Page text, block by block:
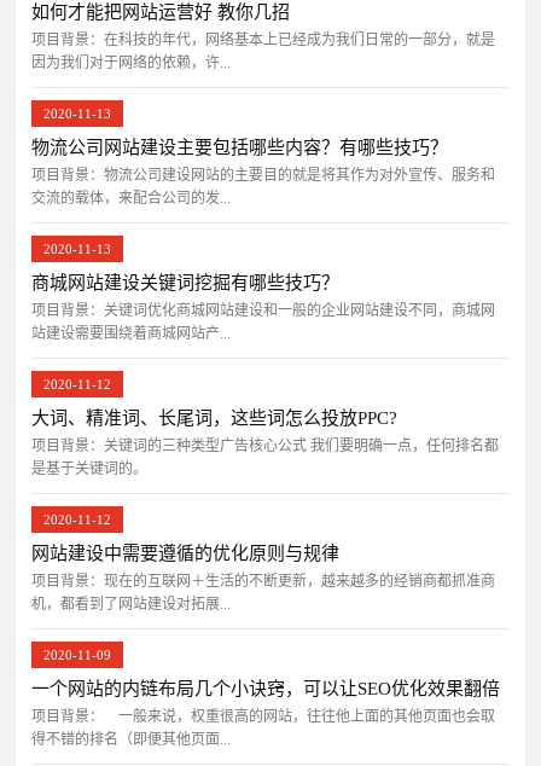
如何才能把网站运营好 教你几招
项目背景：在科技的年代，网络基本上已经成为我们日常的一部分，就是
因为我们对于网络的依赖，许...
2020-11-13
物流公司网站建设主要包括哪些内容？有哪些技巧？
项目背景：物流公司建设网站的主要目的就是将其作为对外宣传、服务和
交流的载体，来配合公司的发...
2020-11-13
商城网站建设关键词挖掘有哪些技巧？
项目背景：关键词优化商城网站建设和一般的企业网站建设不同，商城网
站建设需要围绕着商城网站产...
2020-11-12
大词、精准词、长尾词，这些词怎么投放PPC?
项目背景：关键词的三种类型广告核心公式 我们要明确一点，任何排名都
是基于关键词的。
2020-11-12
网站建设中需要遵循的优化原则与规律
项目背景：现在的互联网＋生活的不断更新，越来越多的经销商都抓准商
机，都看到了网站建设对拓展...
2020-11-09
一个网站的内链布局几个小诀窍，可以让SEO优化效果翻倍
项目背景： 一般来说，权重很高的网站，往往他上面的其他页面也会取
得不错的排名（即便其他页面...